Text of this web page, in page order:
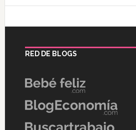
RED DE BLOGS